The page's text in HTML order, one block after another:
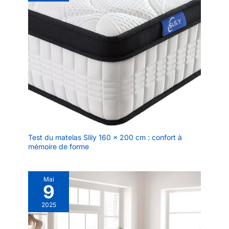
Test du matelas Slily 160 x 200 cm : confort à
mémoire de forme
Mai
9
2025